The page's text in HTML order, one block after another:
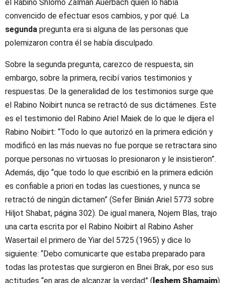
el Rabino Shlomo Zalman Auerbach quien lo había
convencido de efectuar esos cambios, y por qué. La
segunda pregunta era si alguna de las personas que
polemizaron contra él se había disculpado.
Sobre la segunda pregunta, carezco de respuesta, sin
embargo, sobre la primera, recibí varios testimonios y
respuestas. De la generalidad de los testimonios surge que
el Rabino Noibirt nunca se retractó de sus dictámenes. Este
es el testimonio del Rabino Ariel Maiek de lo que le dijera el
Rabino Noibirt: “Todo lo que autorizó en la primera edición y
modificó en las más nuevas no fue porque se retractara sino
porque personas no virtuosas lo presionaron y le insistieron”.
Además, dijo “que todo lo que escribió en la primera edición
es confiable a priori en todas las cuestiones, y nunca se
retractó de ningún dictamen” (Sefer Binián Ariel 5773 sobre
Hiljot Shabat, página 302). De igual manera, Nojem Blas, trajo
una carta escrita por el Rabino Noibirt al Rabino Asher
Wasertail el primero de Yiar del 5725 (1965) y dice lo
siguiente: “Debo comunicarte que estaba preparado para
todas las protestas que surgieron en Bnei Brak, por eso sus
actitudes “en aras de alcanzar la verdad” ( leshem Shamaim)